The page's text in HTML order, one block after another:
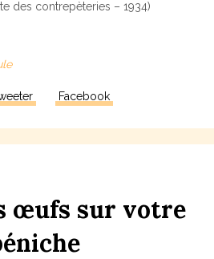
des contrepèteries – 1934)
Facebook
œufs sur votre
che